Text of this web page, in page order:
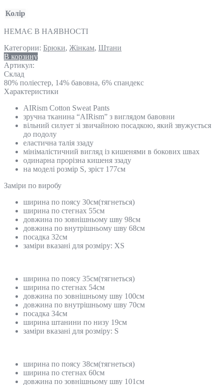
Колір
НЕМАЄ В НАЯВНОСТІ
Категории: Брюки, Жінкам, Штани
В корзину
Артикул:
Склад
80% поліестер, 14% бавовна, 6% спандекс
Характеристики
AIRism Cotton Sweat Pants
зручна тканина “AIRism” з виглядом бавовни
вільний силует зі звичайною посадкою, який звужується
до подолу
еластична талія ззаду
мінімалістичний вигляд із кишенями в бокових швах
одинарна прорізна кишеня ззаду
на моделі розмір S, зріст 177см
Замiри по виробу
ширина по поясу 30см(тягнеться)
ширина по стегнах 55см
довжина по зовнішньому шву 98см
довжина по внутрішньому шву 68см
посадка 32см
заміри вказані для розміру: XS
ширина по поясу 35см(тягнеться)
ширина по стегнах 54см
довжина по зовнішньому шву 100см
довжина по внутрішньому шву 70см
посадка 34см
ширина штанини по низу 19см
заміри вказані для розміру: S
ширина по поясу 38см(тягнеться)
ширина по стегнах 60см
довжина по зовнішньому шву 101см